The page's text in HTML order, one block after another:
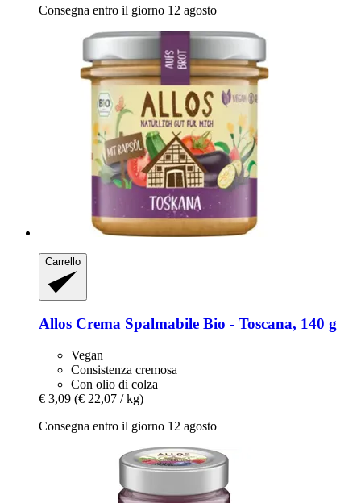
Consegna entro il giorno 12 agosto
Carrello
Allos Crema Spalmabile Bio -​ Toscana, 140 g
Vegan
Consistenza cremosa
Con olio di colza
€ 3,09 (€ 22,07 / kg)
Consegna entro il giorno 12 agosto